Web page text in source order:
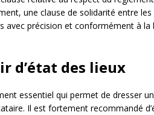
une clause de solidarité entre
avec précision et conformément à
d’état des lieux
essentiel qui permet de dresser
Il est fortement recommandé